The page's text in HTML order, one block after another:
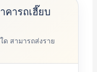
ารถเฮี๊ยบ
ด สามารถส่งราย